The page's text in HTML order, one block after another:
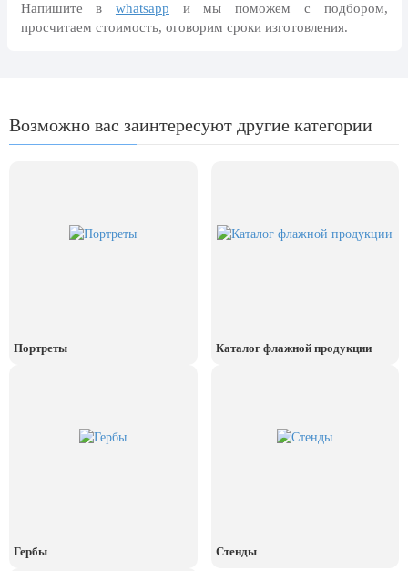
Выпускной для школ и ВУЗов
8 июля, День Семьи Любви и
Напишите в whatsapp и мы поможем с подбором,
просчитаем стоимость, оговорим сроки изготовления.
Возможно вас заинтересуют другие категории
Портреты Каталог флажной продукции
Гербы Стенды